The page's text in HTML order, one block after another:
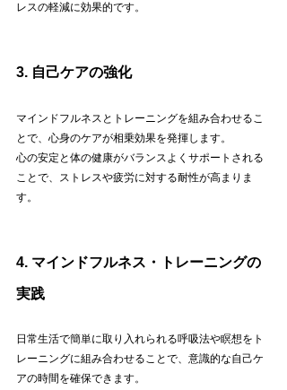
レスの軽減に効果的です。
3. 自己ケアの強化
マインドフルネスとトレーニングを組み合わせるこ
とで、心身のケアが相乗効果を発揮します。
心の安定と体の健康がバランスよくサポートされる
ことで、ストレスや疲労に対する耐性が高まりま
す。
4. マインドフルネス・トレーニングの
実践
日常生活で簡単に取り入れられる呼吸法や瞑想をト
レーニングに組み合わせることで、意識的な自己ケ
アの時間を確保できます。